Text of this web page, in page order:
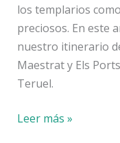
los templarios
preciosos. En este
nuestro itinerario
Maestrat y Els
Teruel.
L’Alt
Leer más »